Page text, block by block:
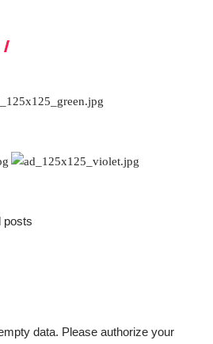
posts
data. Please authorize your